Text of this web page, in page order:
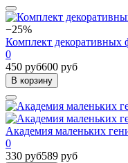
−25%
Комплект декоративных
0
450 руб600 руб
В корзину
Академия маленьких
0
330 руб589 руб